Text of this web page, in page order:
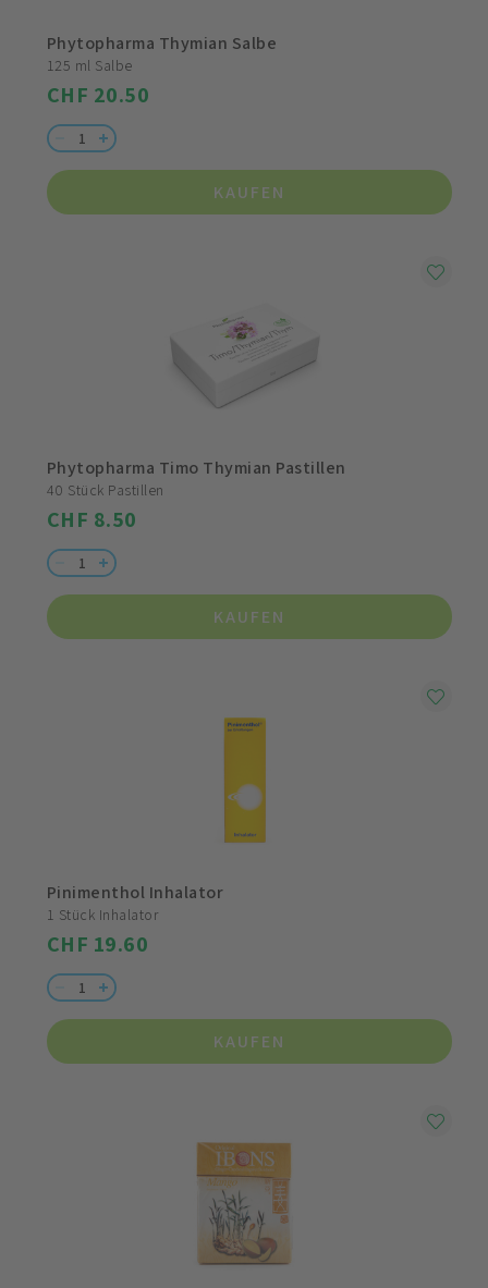
Phytopharma Thymian Salbe
125 ml Salbe
CHF 20.50
KAUFEN
Phytopharma Timo Thymian Pastillen
40 Stück Pastillen
CHF 8.50
KAUFEN
Pinimenthol Inhalator
1 Stück Inhalator
CHF 19.60
KAUFEN